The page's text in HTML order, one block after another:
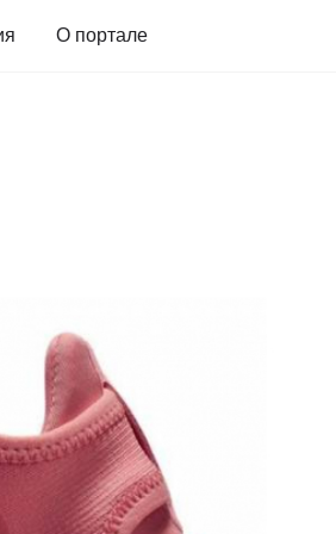
О портале